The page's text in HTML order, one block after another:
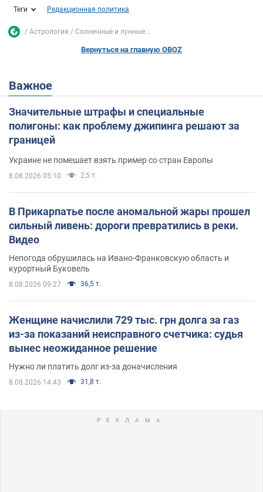
Теги Редакционная политика
Астрология Солнечные и лунные...
Вернуться на главную OBOZ
Важное
Значительные штрафы и специальные
полигоны: как проблему джипинга решают за
границей
Украине не помешает взять пример со стран Европы
8.08.2026 05:10 2,5 т.
В Прикарпатье после аномальной жары прошел
сильный ливень: дороги превратились в реки.
Видео
Непогода обрушилась на Ивано-Франковскую область и
курортный Буковель
8.08.2026 09:27 36,5 т.
Женщине начислили 729 тыс. грн долга за газ
из-за показаний неисправного счетчика: судья
вынес неожиданное решение
Нужно ли платить долг из-за доначисления
8.08.2026 14:43 31,8 т.